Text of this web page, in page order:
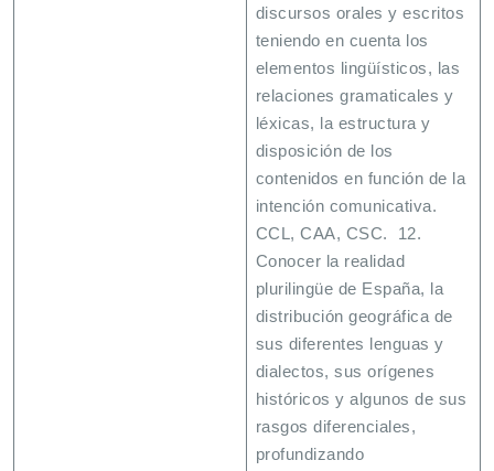
discursos orales y escritos
teniendo en cuenta los
elementos lingüísticos, las
relaciones gramaticales y
léxicas, la estructura y
disposición de los
contenidos en función de la
intención comunicativa.
CCL, CAA, CSC. 12.
Conocer la realidad
plurilingüe de España, la
distribución geográfica de
sus diferentes lenguas y
dialectos, sus orígenes
históricos y algunos de sus
rasgos diferenciales,
profundizando